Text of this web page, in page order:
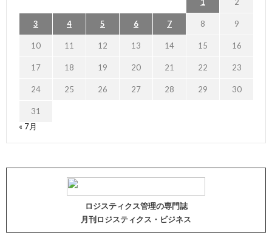
3 4 5 6 7 8 9
10 11 12 13 14 15 16
17 18 19 20 21 22 23
24 25 26 27 28 29 30
31
« 7月
ロジスティクス管理の専門誌
月刊ロジスティクス・ビジネス